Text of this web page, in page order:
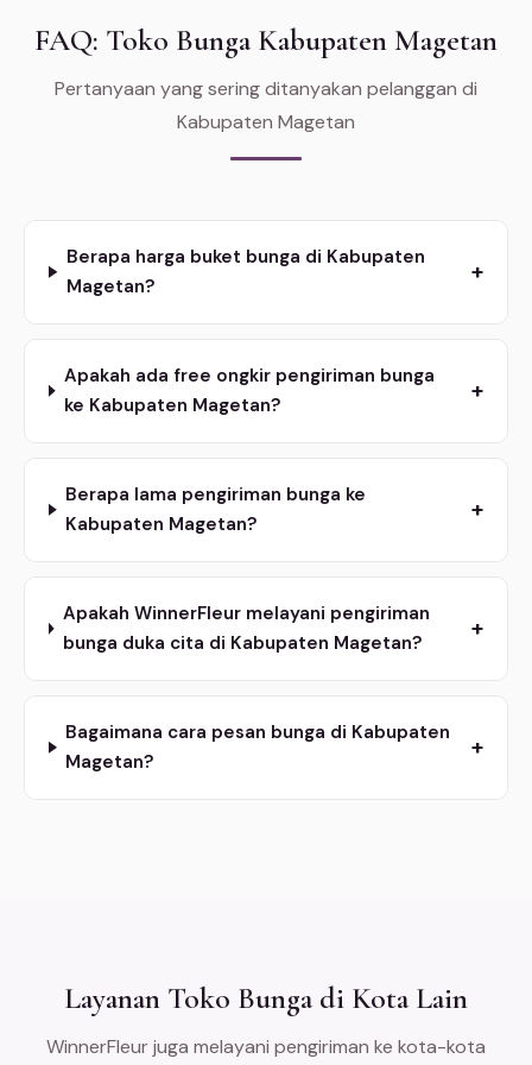
FAQ: Toko Bunga Kabupaten Magetan
Pertanyaan yang sering ditanyakan pelanggan di
Kabupaten Magetan
Berapa harga buket bunga di Kabupaten
Magetan?
+
Apakah ada free ongkir pengiriman bunga
ke Kabupaten Magetan?
+
Berapa lama pengiriman bunga ke
Kabupaten Magetan?
+
Apakah WinnerFleur melayani pengiriman
bunga duka cita di Kabupaten Magetan?
+
Bagaimana cara pesan bunga di Kabupaten
Magetan?
+
Layanan Toko Bunga di Kota Lain
WinnerFleur juga melayani pengiriman ke kota-kota